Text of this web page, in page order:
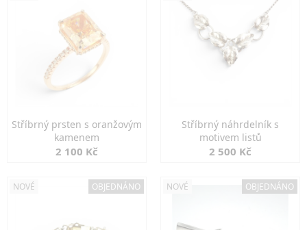
Stříbrný prsten s oranžovým
kamenem
2 100 Kč
Stříbrný náhrdelník s
motivem listů
2 500 Kč
NOVÉ OBJEDNÁNO NOVÉ OBJEDNÁNO